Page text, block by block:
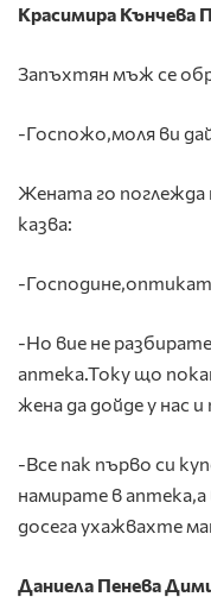
Красимира Кънчева
Запъхтян мъж се
-Госпожо,моля ви
Жената го поглежда
казва:
-
-Но вие не
аптека.Току що
жена да дойде у нас
-Все пак първо си
намирате в аптека,а
досега ухажвахте
Даниела Пенева